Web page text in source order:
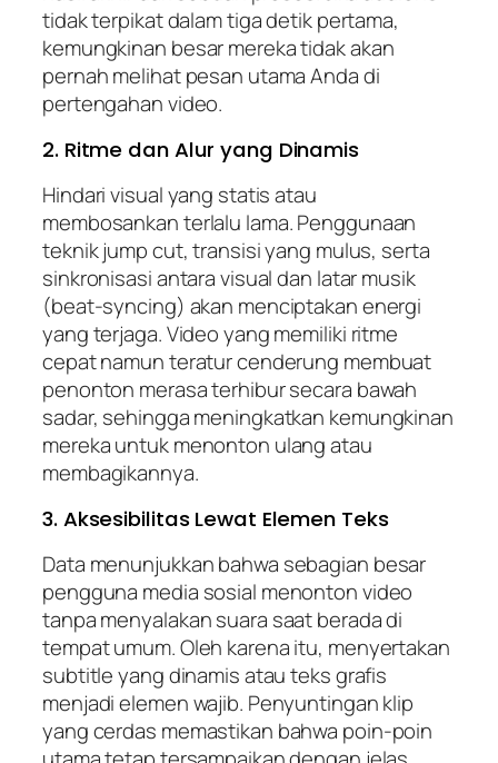
tidak terpikat dalam tiga detik pertama,
kemungkinan besar mereka tidak akan
pernah melihat pesan utama Anda di
pertengahan video.
2. Ritme dan Alur yang Dinamis
Hindari visual yang statis atau
membosankan terlalu lama. Penggunaan
teknik jump cut, transisi yang mulus, serta
sinkronisasi antara visual dan latar musik
(beat-syncing) akan menciptakan energi
yang terjaga. Video yang memiliki ritme
cepat namun teratur cenderung membuat
penonton merasa terhibur secara bawah
sadar, sehingga meningkatkan kemungkinan
mereka untuk menonton ulang atau
membagikannya.
3. Aksesibilitas Lewat Elemen Teks
Data menunjukkan bahwa sebagian besar
pengguna media sosial menonton video
tanpa menyalakan suara saat berada di
tempat umum. Oleh karena itu, menyertakan
subtitle yang dinamis atau teks grafis
menjadi elemen wajib. Penyuntingan klip
yang cerdas memastikan bahwa poin-poin